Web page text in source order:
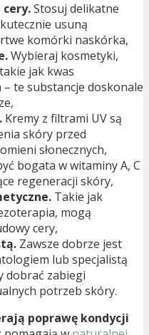
cery.Stosuj delikatne
usuną
komórki naskórka,
Wybieraj kosmetyki,
jak kwas
te substancje doskonale
Kremy z filtrami UV są
skóry przed
słonecznych,
bogata w witaminy A, C
regeneracji skóry,
Takie jak
mogą
cery,
Zawsze dobrze jest
lub specjalistą
dobrać zabiegi
potrzeb skóry.
poprawę kondycji